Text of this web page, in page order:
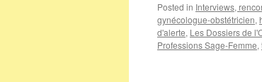
Posted in Interviews,
gynécologue-obstétricien,
d'alerte, Les Dossiers de
Professions Sage-Femme,